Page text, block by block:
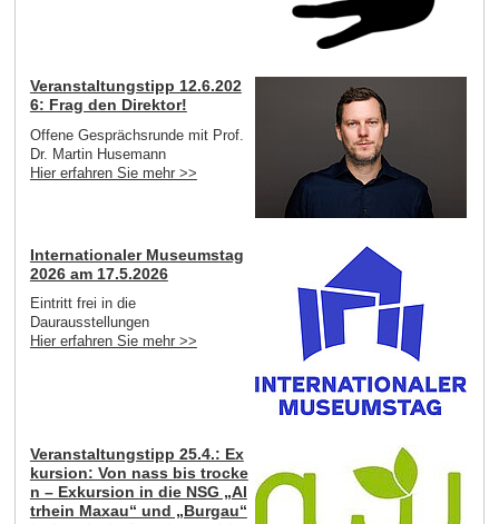
Veranstaltungstipp 12.6.202
6: Frag den Direktor!
Offene Gesprächsrunde mit Prof.
Dr. Martin Husemann
Hier erfahren Sie mehr >>
Internationaler Museumstag
2026 am 17.5.2026
Eintritt frei in die
Daurausstellungen
Hier erfahren Sie mehr >>
Veranstaltungstipp 25.4.: Ex
kursion: Von nass bis trocke
n – Exkursion in die NSG „Al
trhein Maxau“ und „Burgau“